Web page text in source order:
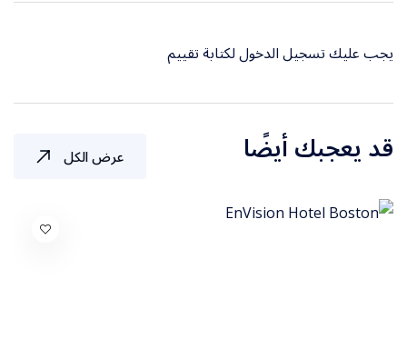
يجب عليك تسجيل الدخول لكتابة تقييم
قد يعجبك أيضًا عرض الكل